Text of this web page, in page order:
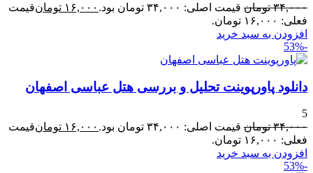
۳۴,۰۰۰ تومان قیمت اصلی: ۳۴,۰۰۰ تومان بود. ۱۶,۰۰۰ تومانقیمت
فعلی: ۱۶,۰۰۰ تومان.
افزودن به سبد خرید
-53%
دانلود پاورپوینت تحلیل و بررسی هتل عباسی اصفهان
5
۳۴,۰۰۰ تومان قیمت اصلی: ۳۴,۰۰۰ تومان بود. ۱۶,۰۰۰ تومانقیمت
فعلی: ۱۶,۰۰۰ تومان.
افزودن به سبد خرید
-53%